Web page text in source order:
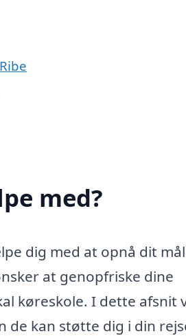
med?
dig med at opnå dit
at genopfriske dine
køreskole. I dette afsnit
de kan støtte dig i din